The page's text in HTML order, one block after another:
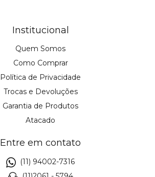
Institucional
Quem Somos
Como Comprar
Política de Privacidade
Trocas e Devoluções
Garantia de Produtos
Atacado
Entre em contato
(11) 94002-7316